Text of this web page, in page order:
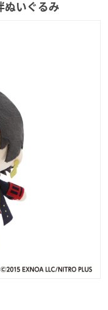
ぬいぐるみ